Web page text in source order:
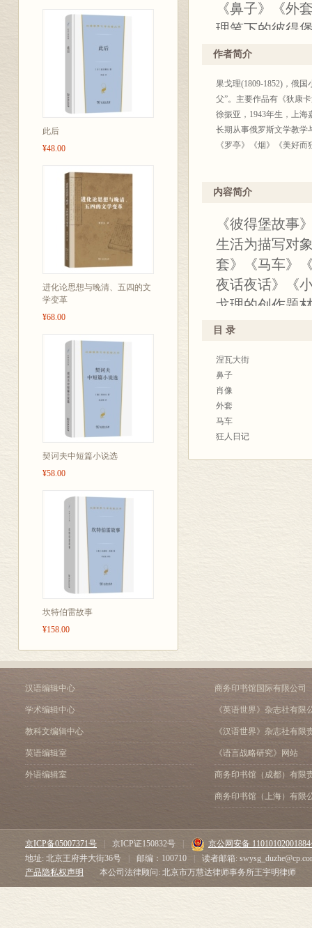
此后
¥48.00
进化论思想与晚清、五四的文
学变革
¥68.00
契诃夫中短篇小说选
¥58.00
坎特伯雷故事
¥158.00
《鼻子》《外
理笔下的彼得
是幻影一切都
作者简介
果戈理(1809-1852)，俄
父”。主要作品有《狄康
徐振亚，1943年生，上
长期从事俄罗斯文学教学
《罗亭》《烟》《美好
内容简介
《彼得堡故事
生活为描写对
套》《马车》
夜话夜话》《
戈理的创作题
学的“奠基石”
发了鲁迅后来
目 录
涅瓦大街
鼻子
肖像
外套
马车
狂人日记
汉语编辑中心
学术编辑中心
教科文编辑中心
英语编辑室
外语编辑室
商务印书馆国际有限公司
《英语世界》杂志社有限
《汉语世界》杂志社有限
《语言战略研究》网站
商务印书馆（成都）有限
商务印书馆（上海）有限
京ICP备05007371号 京ICP证150832号
京公网安备
地址: 北京王府井大街36号
邮编：100710
读者邮箱:
产品隐私权声明
本公司法律顾问: 北京市万慧达律师事务所王宇明律师